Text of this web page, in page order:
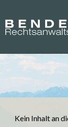
Suche
Kein Inhalt an